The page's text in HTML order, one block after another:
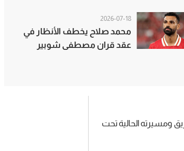
2026-07-18
محمد صلاح يخطف الأنظار في
عقد قران مصطفى شوبير
مما يضع الفريق ومسيرته الحالية تحت